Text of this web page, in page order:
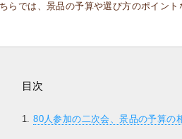
らでは、景品の予算や選び方のポイント
目次
80人参加の二次会、景品の予算の